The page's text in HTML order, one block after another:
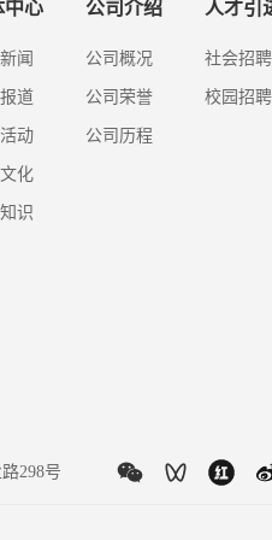
中心
闻
道
动
化
识
公司介绍
公司概况
公司荣誉
公司历程
人才引
社会招聘
校园招聘
298号